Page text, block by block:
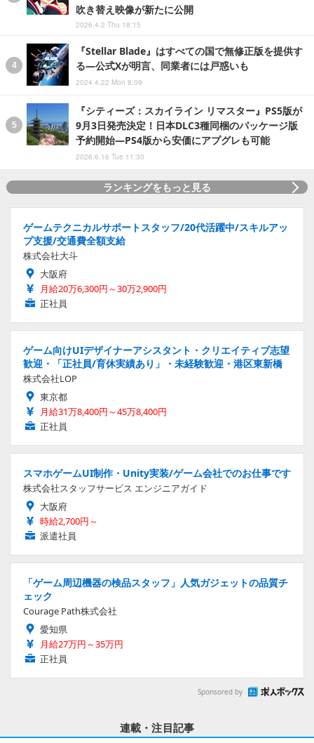
吹き替え映像が新たに公開
2026.4.2 Thu 18:15
『Stellar Blade』はすべての国で無修正版を提供す
る―公式Xが明言、同業者には戸惑いも
2024.4.22 Mon 8:09
『シティーズ：スカイライン リマスター』PS5版が
9月3日発売決定！日本DLC3種同梱のパッケージ版
予約開始―PS4版から安価にアプグレも可能
2026.6.16 Tue 11:30
ランキングをもっと見る
ゲームテクニカルサポートスタッフ/20代活躍中/スキルアッ
プ支援/交通費全額支給
株式会社大斗
大阪府
月給20万6,300円～30万2,900円
正社員
ゲーム向けUIデザイナーアシスタント・クリエイティブ志望
歓迎・「正社員/育休実績あり」・未経験歓迎・港区東新橋
株式会社LOP
東京都
月給31万8,400円～45万8,400円
正社員
スマホゲームUI制作・Unity実装/ゲーム会社でのお仕事です
株式会社スタッフサービス エンジニアガイド
大阪府
時給2,700円～
派遣社員
「ゲーム周辺機器の検品スタッフ」人気ガジェットの品質チ
ェック
Courage Path株式会社
愛知県
月給27万円～35万円
正社員
Sponsored by
連載・注目記事